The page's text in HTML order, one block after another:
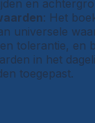
en
: Het
universele
tolerantie, en
in het
toegepast.